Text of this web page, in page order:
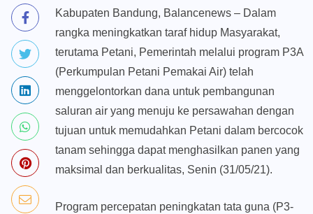
Kabupaten Bandung, Balancenews – Dalam
rangka meningkatkan taraf hidup Masyarakat,
terutama Petani, Pemerintah melalui program P3A
(Perkumpulan Petani Pemakai Air) telah
menggelontorkan dana untuk pembangunan
saluran air yang menuju ke persawahan dengan
tujuan untuk memudahkan Petani dalam bercocok
tanam sehingga dapat menghasilkan panen yang
maksimal dan berkualitas, Senin (31/05/21).
Program percepatan peningkatan tata guna (P3-